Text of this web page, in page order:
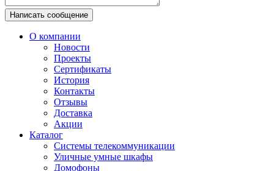
Написать сообщение
О компании
Новости
Проекты
Сертификаты
История
Контакты
Отзывы
Доставка
Акции
Каталог
Системы телекоммуникации
Уличные умные шкафы
Домофоны